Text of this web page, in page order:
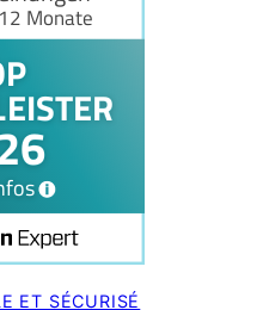
ET SÉCURISÉ